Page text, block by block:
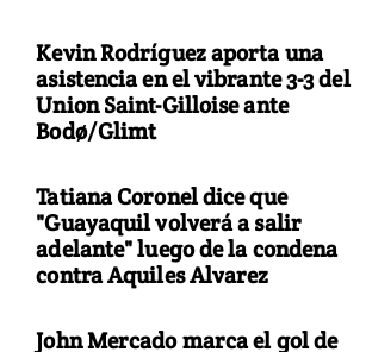
Kevin Rodríguez aporta una
asistencia en el vibrante 3-3 del
Union Saint-Gilloise ante
Bodø/Glimt
Tatiana Coronel dice que
"Guayaquil volverá a salir
adelante" luego de la condena
contra Aquiles Alvarez
John Mercado marca el gol de